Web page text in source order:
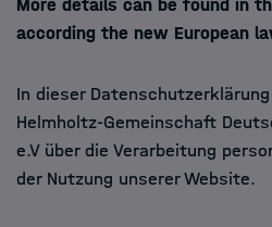
More details can be found in
according the new European
In dieser
Helmholtz-Gemeinschaft
e.V über die Verarbeitung
der Nutzung unserer Website.